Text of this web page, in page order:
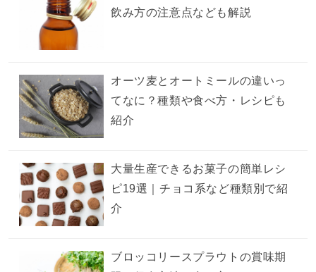
飲み方の注意点なども解説
オーツ麦とオートミールの違いっ
てなに？種類や食べ方・レシピも
紹介
大量生産できるお菓子の簡単レシ
ピ19選｜チョコ系など種類別で紹
介
ブロッコリースプラウトの賞味期